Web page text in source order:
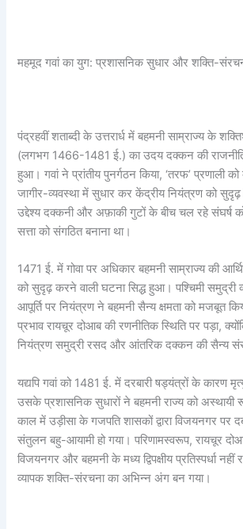
महमूद गवां का युग: प्रशासनिक सुधार और शक्ति-
पंद्रहवीं शताब्दी के उत्तरार्ध में बहमनी साम्राज्य के
(लगभग 1466-1481 ई.) का उदय दक्कन की राजनीति
हुआ। गवां ने प्रांतीय पुनर्गठन किया, ‘तरफ’ प्रणाली को
जागीर-व्यवस्था में सुधार कर केंद्रीय नियंत्रण को सुदृढ़
उद्देश्य दक्कनी और अफ़ाकी गुटों के बीच चल रहे संघर्ष
सत्ता को संगठित बनाना था।
1471 ई. में गोवा पर अधिकार बहमनी साम्राज्य की
को सुदृढ़ करने वाली घटना सिद्ध हुआ। पश्चिमी समुद्री
आपूर्ति पर नियंत्रण ने बहमनी सैन्य क्षमता को मजबूत
प्रभाव रायचूर दोआब की रणनीतिक स्थिति पर पड़ा,
नियंत्रण समुद्री रसद और आंतरिक दक्कन की सैन्य
यद्यपि गवां को 1481 ई. में दरबारी षड्यंत्रों के कारण
उसके प्रशासनिक सुधारों ने बहमनी राज्य को
काल में उड़ीसा के गजपति शासकों द्वारा विजयनगर पर
संतुलन बहु-आयामी हो गया। परिणामस्वरूप, रायचूर
विजयनगर और बहमनी के मध्य द्विपक्षीय प्रतिस्पर्धा
व्यापक शक्ति-संरचना का अभिन्न अंग बन गया।